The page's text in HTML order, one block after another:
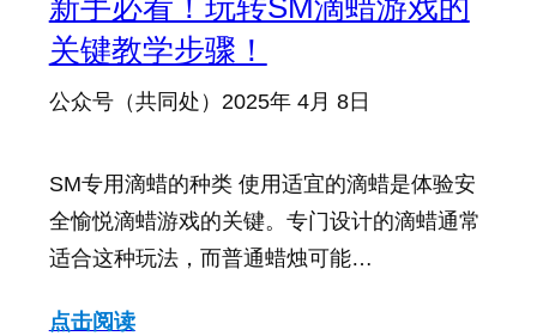
关键教学步骤！
公众号（共同处） 2025年 4月 8日
SM专用滴蜡的种类 使用适宜的滴蜡是体验安
全愉悦滴蜡游戏的关键。专门设计的滴蜡通常
适合这种玩法，而普通蜡烛可能…
点击阅读